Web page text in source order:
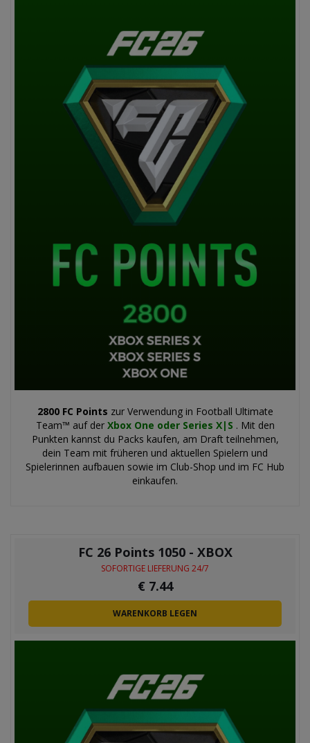
2800 FC Points zur Verwendung in Football Ultimate
Team™ auf der Xbox One oder Series X|S . Mit den
Punkten kannst du Packs kaufen, am Draft teilnehmen,
dein Team mit früheren und aktuellen Spielern und
Spielerinnen aufbauen sowie im Club-Shop und im FC Hub
einkaufen.
FC 26 Points 1050 - XBOX
SOFORTIGE LIEFERUNG 24/7
€ 7.44
WARENKORB LEGEN